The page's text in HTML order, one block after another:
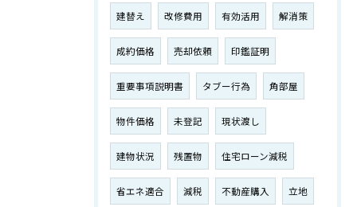
建替え 改修費用 有効活用 解消策
成約価格 売却依頼 印鑑証明
重要事項説明書 タブー行為 角部屋
物件価格 未登記 現状渡し
建物状況 残置物 住宅ローン減税
省エネ適合 減税 不動産購入 立地